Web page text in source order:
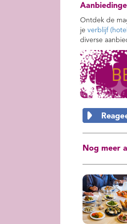
Ontdek de
je verblijf
diverse
Nog meer